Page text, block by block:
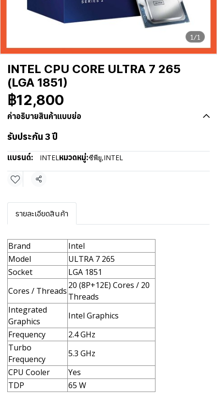
1/1
INTEL CPU CORE ULTRA 7 265
(LGA 1851)
฿12,800
คำอธิบายสินค้าแบบย่อ
รับประกัน 3 ปี
แบรนด์: INTELหมวดหมู่:ซีพียู,INTEL
แชร์
รายละเอียดสินค้า
Brand
Intel
Model
ULTRA 7 265
Socket
LGA 1851
Cores / Threads
20 (8P+12E) Cores / 20
Threads
Integrated
Graphics
Intel Graphics
Frequency
2.4 GHz
Turbo
Frequency
5.3 GHz
CPU Cooler
Yes
TDP
65 W